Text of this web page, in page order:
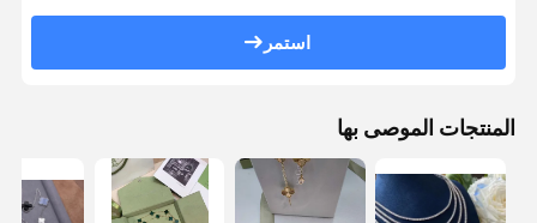
استمر
المنتجات الموصى بها